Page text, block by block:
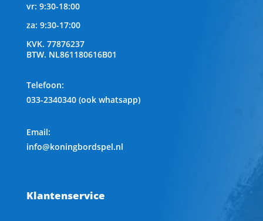
vr: 9:30-18:00
za: 9:30-17:00
KVK. 77876237
BTW. NL861180616B01
Telefoon:
033-2340340 (ook whatsapp)
Email:
info@koningbordspel.nl
Klantenservice